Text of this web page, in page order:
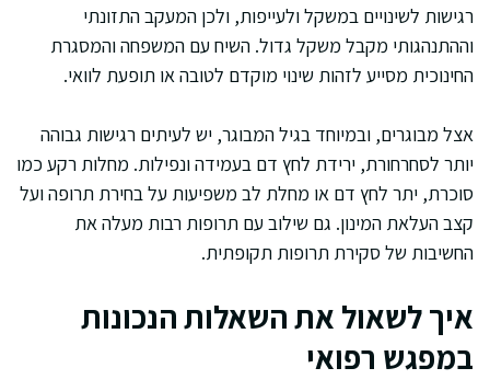
רגישות לשינויים במשקל ולעייפות, ולכן המעקב התזונתי
וההתנהגותי מקבל משקל גדול. השיח עם המשפחה והמסגרת
החינוכית מסייע לזהות שינוי מוקדם לטובה או תופעת לוואי.
אצל מבוגרים, ובמיוחד בגיל המבוגר, יש לעיתים רגישות גבוהה
יותר לסחרחורת, ירידת לחץ דם בעמידה ונפילות. מחלות רקע כמו
סוכרת, יתר לחץ דם או מחלת לב משפיעות על בחירת תרופה ועל
קצב העלאת המינון. גם שילוב עם תרופות רבות מעלה את
החשיבות של סקירת תרופות תקופתית.
איך לשאול את השאלות הנכונות
במפגש רפואי